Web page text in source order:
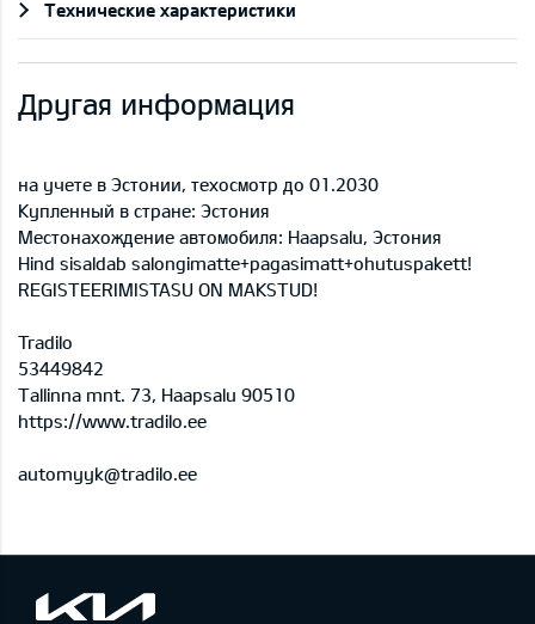
Технические характеристики
Другая информация
на учете в Эстонии, техосмотр до 01.2030
Купленный в стране: Эстония
Местонахождение автомобиля: Haapsalu, Эстония
Hind sisaldab salongimatte+pagasimatt+ohutuspakett!
REGISTEERIMISTASU ON MAKSTUD!
Tradilo
53449842
Tallinna mnt. 73, Haapsalu 90510
https://www.tradilo.ee
automyyk@tradilo.ee